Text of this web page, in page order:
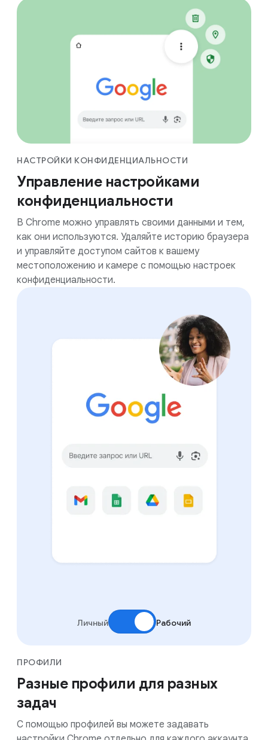
НАСТРОЙКИ КОНФИДЕНЦИАЛЬНОСТИ
Управление настройками
конфиденциаль­ности
В Chrome можно управлять своими данными и тем,
как они используются. Удаляйте историю браузера
и управляйте доступом сайтов к вашему
местоположению и камере с помощью настроек
конфиденциальности.
ПРОФИЛИ
Разные профили для разных
задач
С помощью профилей вы можете задавать
Личный Рабочий